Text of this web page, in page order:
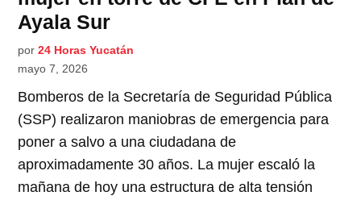
Ayala Sur
por 24 Horas Yucatán
mayo 7, 2026
Bomberos de la Secretaría de Seguridad Pública
(SSP) realizaron maniobras de emergencia para
poner a salvo a una ciudadana de
aproximadamente 30 años. La mujer escaló la
mañana de hoy una estructura de alta tensión